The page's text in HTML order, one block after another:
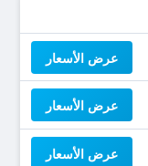
عرض الأسعار
عرض الأسعار
عرض الأسعار